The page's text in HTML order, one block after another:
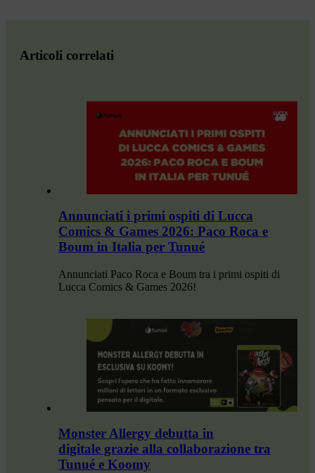
Articoli correlati
Annunciati i primi ospiti di Lucca
Comics & Games 2026: Paco Roca e
Boum in Italia per Tunué
Annunciati Paco Roca e Boum tra i primi ospiti di
Lucca Comics & Games 2026!
Monster Allergy debutta in
digitale grazie alla collaborazione tra
Tunué e Koomy